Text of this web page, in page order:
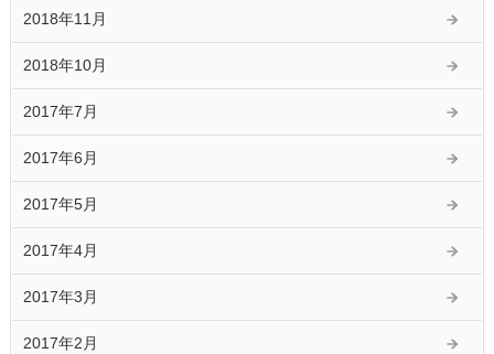
2018年11月
2018年10月
2017年7月
2017年6月
2017年5月
2017年4月
2017年3月
2017年2月